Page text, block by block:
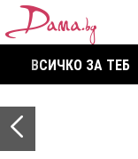
ВСИЧКО ЗА ТЕБ